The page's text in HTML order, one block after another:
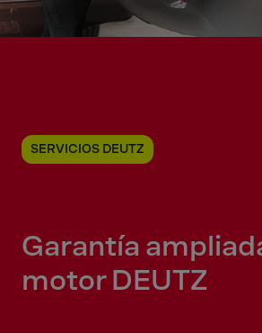
SERVICIOS DEUTZ
Garantía
motor DEUTZ